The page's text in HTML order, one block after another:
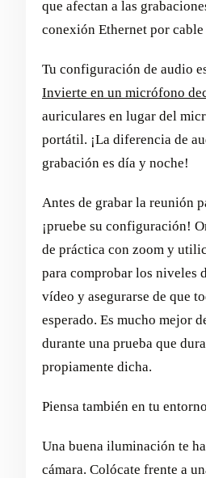
que afectan a las
conexión Ethernet por
Tu configuración de audio
Invierte en un micrófono
auriculares en lugar del
portátil. ¡La diferencia de
grabación es día y noche!
Antes de grabar la reunión
¡pruebe su configuración!
de práctica con zoom y
para comprobar los niveles
vídeo y asegurarse de que
esperado. Es mucho mejor
durante una prueba que
propiamente dicha.
Piensa también en tu
Una buena iluminación te
cámara. Colócate frente a